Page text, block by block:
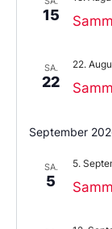
15
SA.
22
22.
September
SA.
5
5.